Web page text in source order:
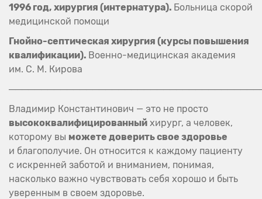
1996 год, хирургия (интернатура). Больница скорой
медицинской помощи
Гнойно-септическая хирургия (курсы повышения
квалификации). Военно-медицинская академия
им. С. М. Кирова
Владимир Константинович — это не просто
высококвалифицированный хирург, а человек,
которому вы можете доверить свое здоровье
и благополучие. Он относится к каждому пациенту
с искренней заботой и вниманием, понимая,
насколько важно чувствовать себя хорошо и быть
уверенным в своем здоровье.